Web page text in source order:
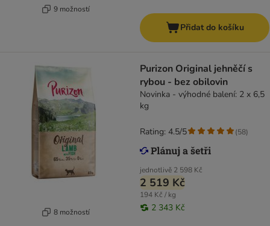
9 možností
Přidat do košíku
8 možností
Purizon Original jehněčí s
rybou - bez obilovin
Novinka - výhodné balení: 2 x 6,5
kg
jednotlivě 2 598 Kč
2 519 Kč
194 Kč / kg
2 343 Kč
Rating: 4.5/5 (58)